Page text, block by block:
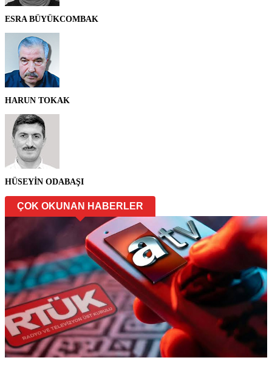
ESRA BÜYÜKCOMBAK
HARUN TOKAK
HÜSEYİN ODABAŞI
ÇOK OKUNAN HABERLER